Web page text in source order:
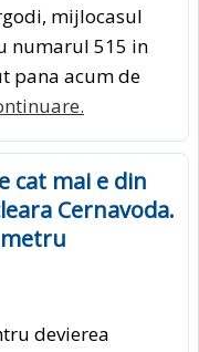
mijlocasul
numarul 515 in
pana acum de
cat mai e din
Cernavoda.
metru
devierea